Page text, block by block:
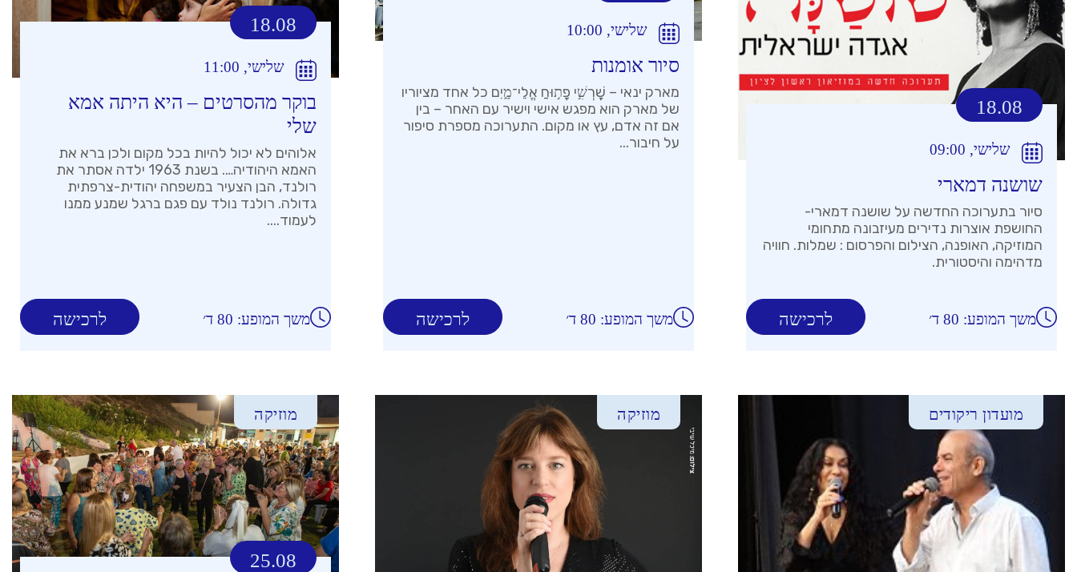
18.08
שלישי, 09:00
שושנה דמארי
סיור בתערוכה החדשה על שושנה דמארי-
החושפת אוצרות נדירים מעיזבונה מתחומי
המוזיקה, האופנה, הצילום והפרסום : שמלות. חוויה
מדהימה והיסטורית.
לרכישה משך המופע: 80 ד׳
שלישי, 10:00
סיור אומנות
מארק ינאי – שׇׁרְשִׁ֣י פָת֣וּחַ אֱלֵי־מָ֑יִם כל אחד מציוריו
של מארק הוא מפגש אישי וישיר עם האחר – בין
אם זה אדם, עץ או מקום. התערוכה מספרת סיפור
על חיבור...
לרכישה משך המופע: 80 ד׳
18.08
שלישי, 11:00
בוקר מהסרטים – היא היתה אמא
שלי
אלוהים לא יכול להיות בכל מקום ולכן ברא את
האמא היהודיה…. בשנת 1963 ילדה אסתר את
רולנד, הבן הצעיר במשפחה יהודית-צרפתית
גדולה. רולנד נולד עם פגם ברגל שמנע ממנו
לעמוד....
לרכישה משך המופע: 80 ד׳
מועדון ריקודים מוזיקה מוזיקה
25.08